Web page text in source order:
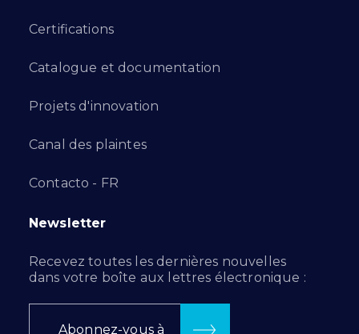
Certifications
Catalogue et documentation
Projets d'innovation
Canal des plaintes
Contacto - FR
Newsletter
Recevez toutes les dernières nouvelles
dans votre boîte aux lettres électronique :
Abonnez-vous à